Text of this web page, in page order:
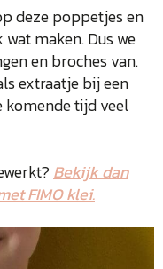
deze poppetjes en
maken. Dus we
en broches van.
extraatje bij een
komende tijd veel
Bekijk dan
FIMO klei.